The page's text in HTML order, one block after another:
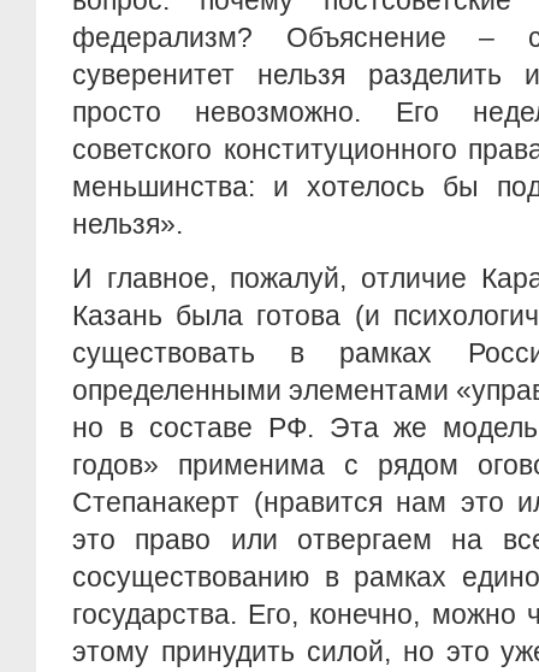
федерализм? Объяснение –
суверенитет нельзя
просто невозможно. Его
советского конституционного
меньшинства: и хотелось бы
нельзя».
И главное, пожалуй, отличие
Казань была готова (и
существовать в рамках
определенными элементами
но в составе РФ. Эта же
годов» применима с рядом
Степанакерт (нравится нам это
это право или отвергаем на
сосуществованию в рамках
государства. Его, конечно, можно
этому принудить силой, но это